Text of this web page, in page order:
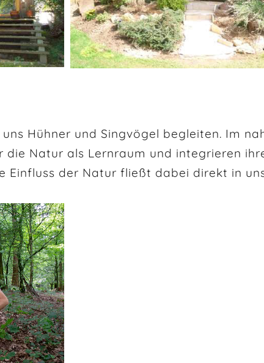
Hühner und Singvögel begleiten. Im
die Natur als Lernraum und integrieren
Einfluss der Natur fließt dabei direkt in